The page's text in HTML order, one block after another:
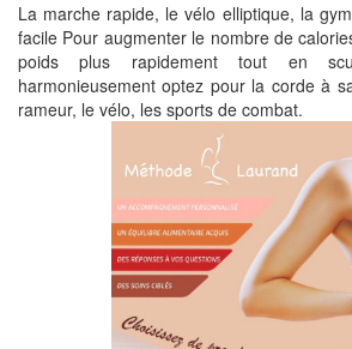
La marche rapide, le vélo elliptique, la
facile Pour augmenter le nombre de
poids plus rapidement tout en
harmonieusement optez pour la corde à
rameur, le vélo, les sports de combat.